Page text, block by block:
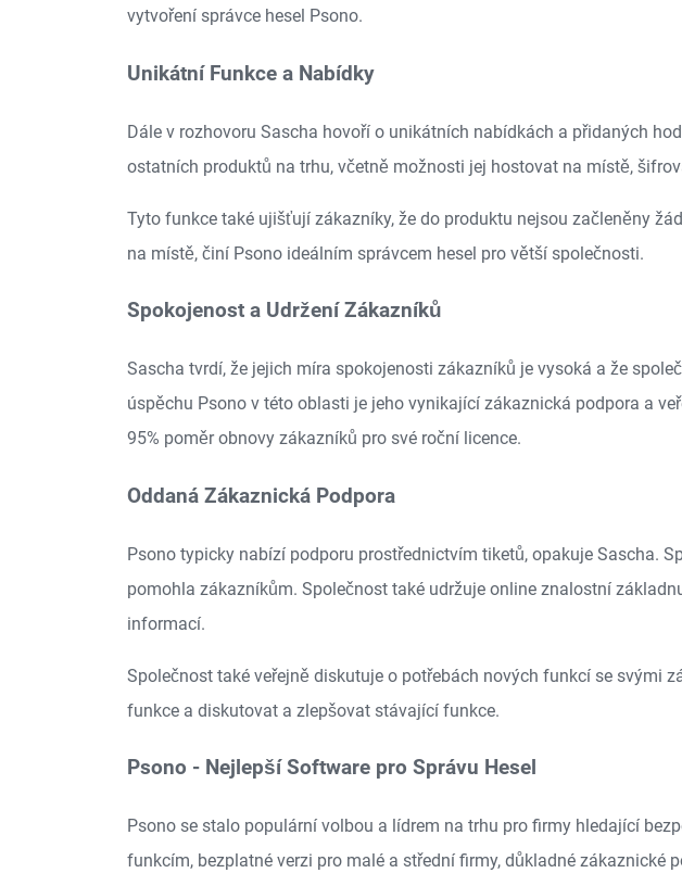
vytvoření správce hesel Psono.
Unikátní Funkce a Nabídky
Dále v rozhovoru Sascha hovoří o unikátních nabídkách a přidaných
ostatních produktů na trhu, včetně možnosti jej hostovat na místě,
Tyto funkce také ujišťují zákazníky, že do produktu nejsou začleněny
na místě, činí Psono ideálním správcem hesel pro větší společnosti.
Spokojenost a Udržení Zákazníků
Sascha tvrdí, že jejich míra spokojenosti zákazníků je vysoká a že
úspěchu Psono v této oblasti je jeho vynikající zákaznická podpora a
95% poměr obnovy zákazníků pro své roční licence.
Oddaná Zákaznická Podpora
Psono typicky nabízí podporu prostřednictvím tiketů, opakuje Sascha.
pomohla zákazníkům. Společnost také udržuje online znalostní
informací.
Společnost také veřejně diskutuje o potřebách nových funkcí se svými
funkce a diskutovat a zlepšovat stávající funkce.
Psono - Nejlepší Software pro Správu Hesel
Psono se stalo populární volbou a lídrem na trhu pro firmy hledající
funkcím, bezplatné verzi pro malé a střední firmy, důkladné